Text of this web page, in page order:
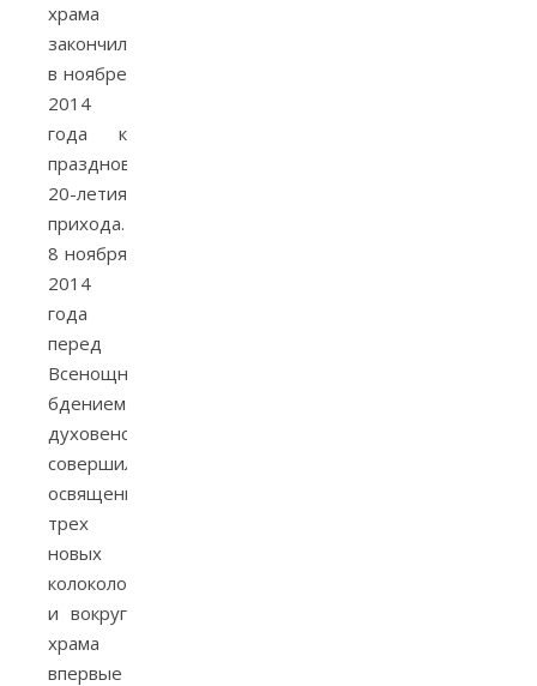
храма
закончилось
в ноябре
2014
года к
празднованию
20-летия
прихода.
8 ноября
2014
года
перед
Всенощным
бдением
духовенство
совершило
освящение
трех
новых
колоколов,
и вокруг
храма
впервые